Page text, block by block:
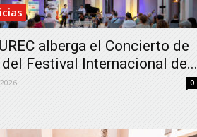
alberga el Concierto de
del Festival Internacional de...
0